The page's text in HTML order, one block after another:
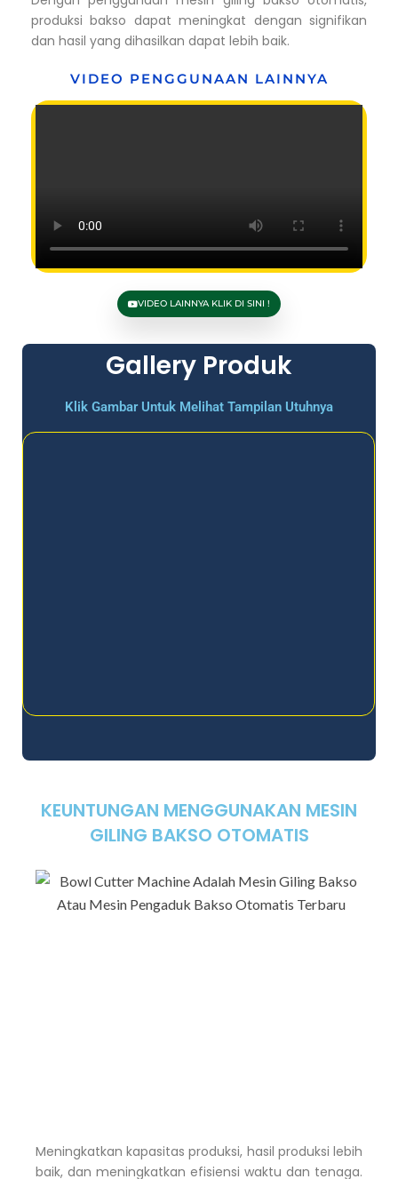
produksi bakso dapat meningkat dengan signifikan
dan hasil yang dihasilkan dapat lebih baik.
VIDEO PENGGUNAAN LAINNYA
VIDEO LAINNYA KLIK DI SINI !
Gallery Produk
Klik Gambar Untuk Melihat Tampilan Utuhnya
KEUNTUNGAN MENGGUNAKAN MESIN
GILING BAKSO OTOMATIS
Meningkatkan kapasitas produksi, hasil produksi lebih
baik, dan meningkatkan efisiensi waktu dan tenaga.